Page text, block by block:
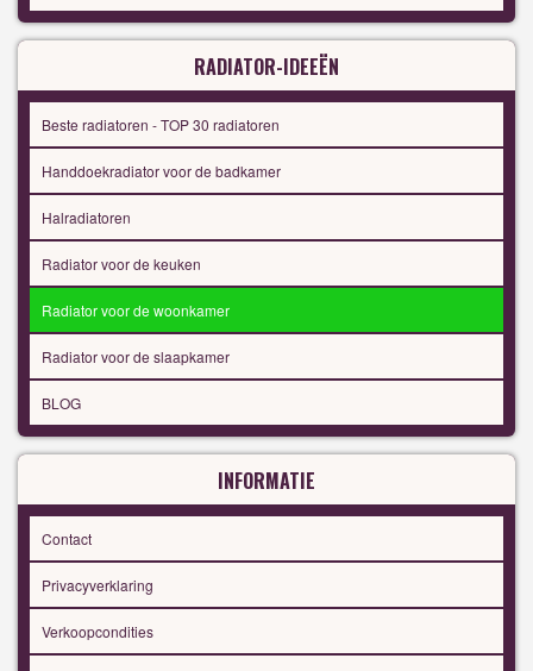
RADIATOR-IDEEËN
Beste radiatoren - TOP 30 radiatoren
Handdoekradiator voor de badkamer
Halradiatoren
Radiator voor de keuken
Radiator voor de woonkamer
Radiator voor de slaapkamer
BLOG
INFORMATIE
Contact
Privacyverklaring
Verkoopcondities